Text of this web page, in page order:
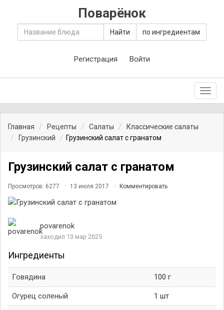
Поварёнок
Найти по ингредиентам
Регистрация Войти
Главная Рецепты Салаты
Классические салаты
Грузинский
Грузинский салат с гранатом
Грузинский салат с гранатом
Просмотров: 6277 13 июля 2017 Комментировать
povarenok
заходил 13 мар 2025
Ингредиенты
Говядина 100 г
Огурец соленый 1 шт